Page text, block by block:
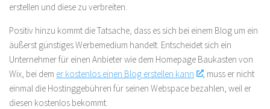
erstellen und diese zu verbreiten.
Positiv hinzu kommt die Tatsache, dass es sich bei einem Blog um ein
äußerst günstiges Werbemedium handelt. Entscheidet sich ein
Unternehmer für einen Anbieter wie dem Homepage Baukasten von
Wix, bei dem er kostenlos einen Blog erstellen kann
, muss er nicht
einmal die Hostinggebühren für seinen Webspace bezahlen, weil er
diesen kostenlos bekommt.